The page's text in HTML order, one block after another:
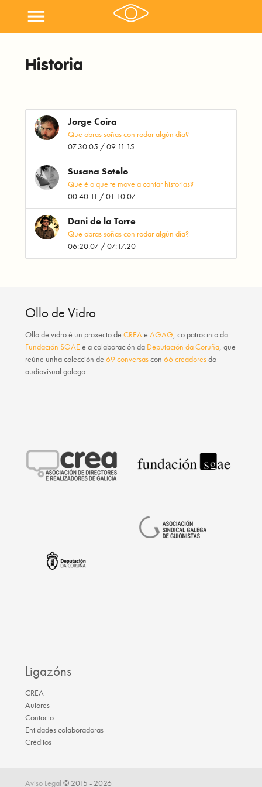
menu
Historia
Jorge Coira
Que obras soñas con rodar algún día?
07:30.05 / 09:11.15
Susana Sotelo
Que é o que te move a contar historias?
00:40.11 / 01:10.07
Dani de la Torre
Que obras soñas con rodar algún día?
06:20.07 / 07:17.20
Ollo de Vidro
Ollo de vidroé un proxecto deCREA eAGAG , co patrocinio da
Fundación SGAE e a colaboración da Deputación da Coruña , que
reúne unha colección de69 conversascon66 creadoresdo
audiovisual galego.
Ligazóns
CREA
Autores
Contacto
Entidades colaboradoras
Créditos
Aviso Legal © 2015 - 2026